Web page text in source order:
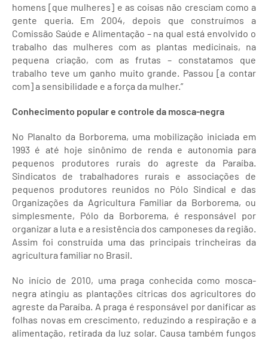
homens [que mulheres] e as coisas não cresciam como a
gente queria. Em 2004, depois que construímos a
Comissão Saúde e Alimentação – na qual está envolvido o
trabalho das mulheres com as plantas medicinais, na
pequena criação, com as frutas – constatamos que
trabalho teve um ganho muito grande. Passou [a contar
com] a sensibilidade e a força da mulher.”
Conhecimento popular e controle da mosca-negra
No Planalto da Borborema, uma mobilização iniciada em
1993 é até hoje sinônimo de renda e autonomia para
pequenos produtores rurais do agreste da Paraíba.
Sindicatos de trabalhadores rurais e associações de
pequenos produtores reunidos no Pólo Sindical e das
Organizações da Agricultura Familiar da Borborema, ou
simplesmente, Pólo da Borborema, é responsável por
organizar a luta e a resistência dos camponeses da região.
Assim foi construída uma das principais trincheiras da
agricultura familiar no Brasil.
No início de 2010, uma praga conhecida como mosca-
negra atingiu as plantações cítricas dos agricultores do
agreste da Paraíba. A praga é responsável por danificar as
folhas novas em crescimento, reduzindo a respiração e a
alimentação, retirada da luz solar. Causa também fungos